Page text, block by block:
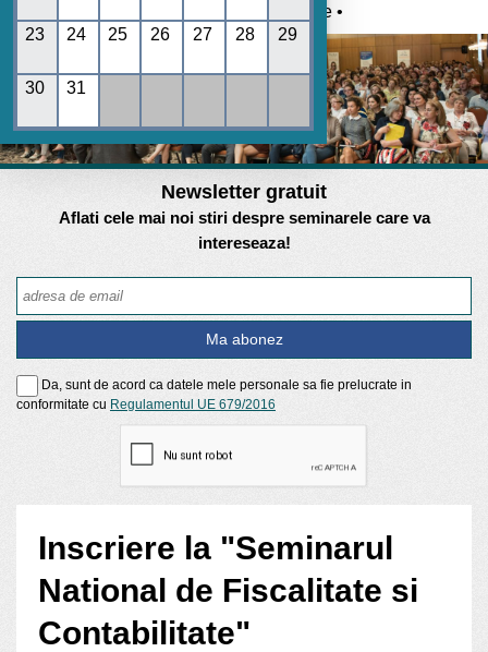
Umane • REGES online •
Newsletter gratuit
Aflati cele mai noi stiri despre seminarele care va
intereseaza!
Da, sunt de acord ca datele mele personale sa fie prelucrate in
conformitate cu Regulamentul UE 679/2016
Inscriere la "Seminarul
National de Fiscalitate si
Contabilitate"
23 24 25 26 27 28 29
30 31